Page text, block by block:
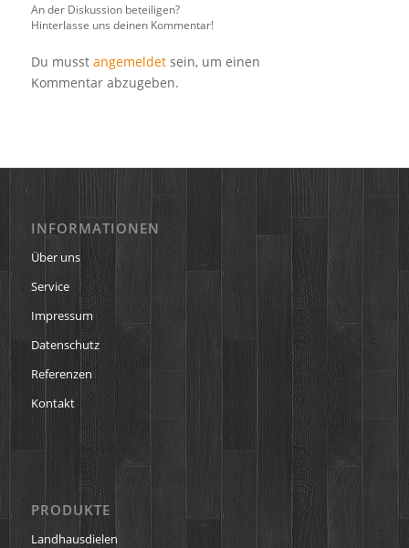
An der Diskussion beteiligen?
Hinterlasse uns deinen Kommentar!
Du musst angemeldetsein, um einen
Kommentar abzugeben.
INFORMATIONEN
Über uns
Service
Impressum
Datenschutz
Referenzen
Kontakt
PRODUKTE
Landhausdielen